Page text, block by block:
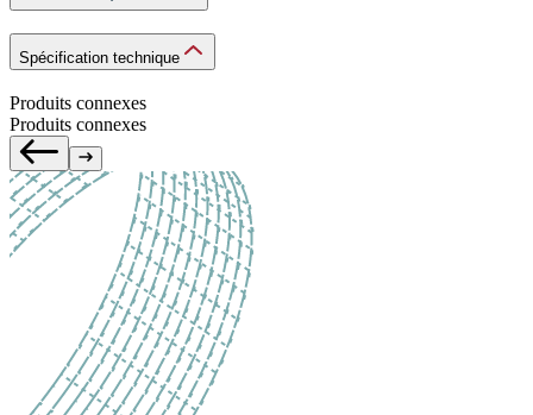
Spécification technique
Produits connexes
Produits connexes